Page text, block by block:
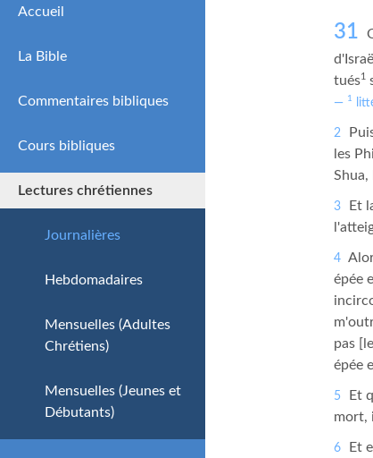
Accueil
La Bible
Commentaires bibliques
Simple
Intermédiaire
Avancé
Cours bibliques
Lectures chrétiennes
Journalières
Hebdomadaires
Mensuelles (Adultes
Chrétiens)
Mensuelles (Jeunes et
Débutants)
31
tués1
1
2
les
Shua,
3
Et
4
épée
pas
épée
5
Et
mort,
6
Et